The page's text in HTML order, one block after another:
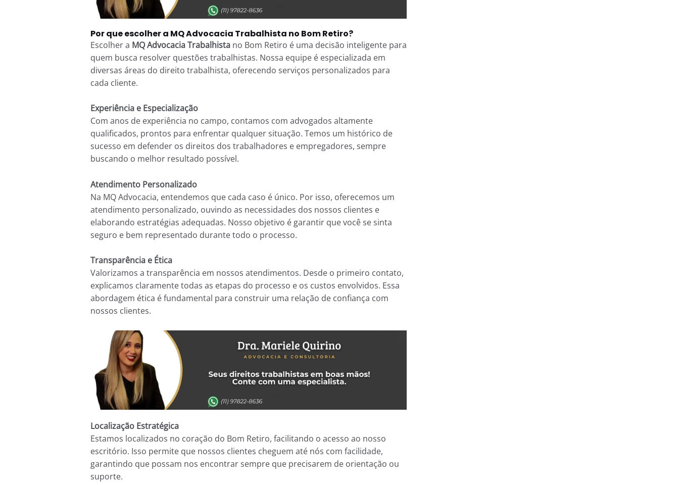
Por que escolher a MQ Advocacia Trabalhista no Bom Retiro?
Escolher a MQ Advocacia Trabalhistano Bom Retiro é uma decisão inteligente para
quem busca resolver questões trabalhistas. Nossa equipe é especializada em
diversas áreas do direito trabalhista, oferecendo serviços personalizados para
cada cliente.
Experiência e Especialização
Com anos de experiência no campo, contamos com advogados altamente
qualificados, prontos para enfrentar qualquer situação. Temos um histórico de
sucesso em defender os direitos dos trabalhadores e empregadores, sempre
buscando o melhor resultado possível.
Atendimento Personalizado
Na MQ Advocacia, entendemos que cada caso é único. Por isso, oferecemos um
atendimento personalizado, ouvindo as necessidades dos nossos clientes e
elaborando estratégias adequadas. Nosso objetivo é garantir que você se sinta
seguro e bem representado durante todo o processo.
Transparência e Ética
Valorizamos a transparência em nossos atendimentos. Desde o primeiro contato,
explicamos claramente todas as etapas do processo e os custos envolvidos. Essa
abordagem ética é fundamental para construir uma relação de confiança com
nossos clientes.
Localização Estratégica
Estamos localizados no coração do Bom Retiro, facilitando o acesso ao nosso
escritório. Isso permite que nossos clientes cheguem até nós com facilidade,
garantindo que possam nos encontrar sempre que precisarem de orientação ou
suporte.